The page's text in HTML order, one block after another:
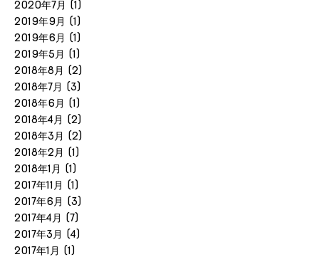
2020年7月 (1)
2019年9月 (1)
2019年6月 (1)
2019年5月 (1)
2018年8月 (2)
2018年7月 (3)
2018年6月 (1)
2018年4月 (2)
2018年3月 (2)
2018年2月 (1)
2018年1月 (1)
2017年11月 (1)
2017年6月 (3)
2017年4月 (7)
2017年3月 (4)
2017年1月 (1)